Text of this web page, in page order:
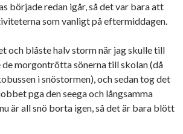
började redan igår, så det var bara att
som vanligt på eftermiddagen.
och blåste halv storm när jag skulle till
morgontrötta sönerna till skolan (då
i snöstormen), och sedan tog det
pga den seega och långsamma
är all snö borta igen, så det är bara blött